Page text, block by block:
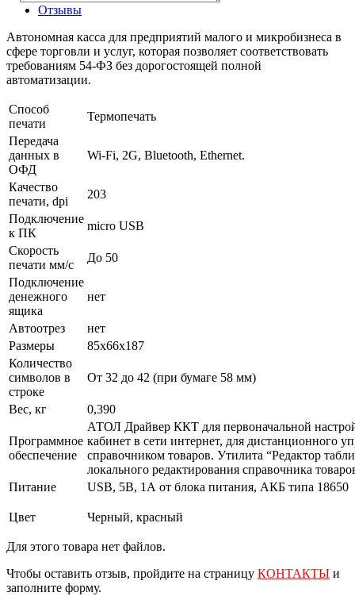
Отзывы
Автономная касса для предприятий малого и микробизнеса в
сфере торговли и услуг, которая позволяет соответствовать
требованиям 54-ФЗ без дорогостоящей полной
автоматизации.
Способ
печати
Термопечать
Передача
данных в
ОФД
Wi-Fi, 2G, Bluetooth, Ethernet.
Качество
печати, dpi
203
Подключение
к ПК
micro USB
Скорость
печати мм/с
До 50
Подключение
денежного
ящика
нет
Автоотрез
нет
Размеры
85х66х187
Количество
символов в
строке
От 32 до 42 (при бумаге 58 мм)
Вес, кг 0,390
Программное
обеспечение
АТОЛ Драйвер ККТ для первоначальной
кабинет в сети интернет, для дистанционного
справочником товаров. Утилита “Редактор
локального редактирования справочника
Питание
USB, 5В, 1А от блока питания, АКБ типа 18650
Цвет Черный, красный
Для этого товара нет файлов.
Чтобы оставить отзыв, пройдите на страницу КОНТАКТЫ и
заполните форму.